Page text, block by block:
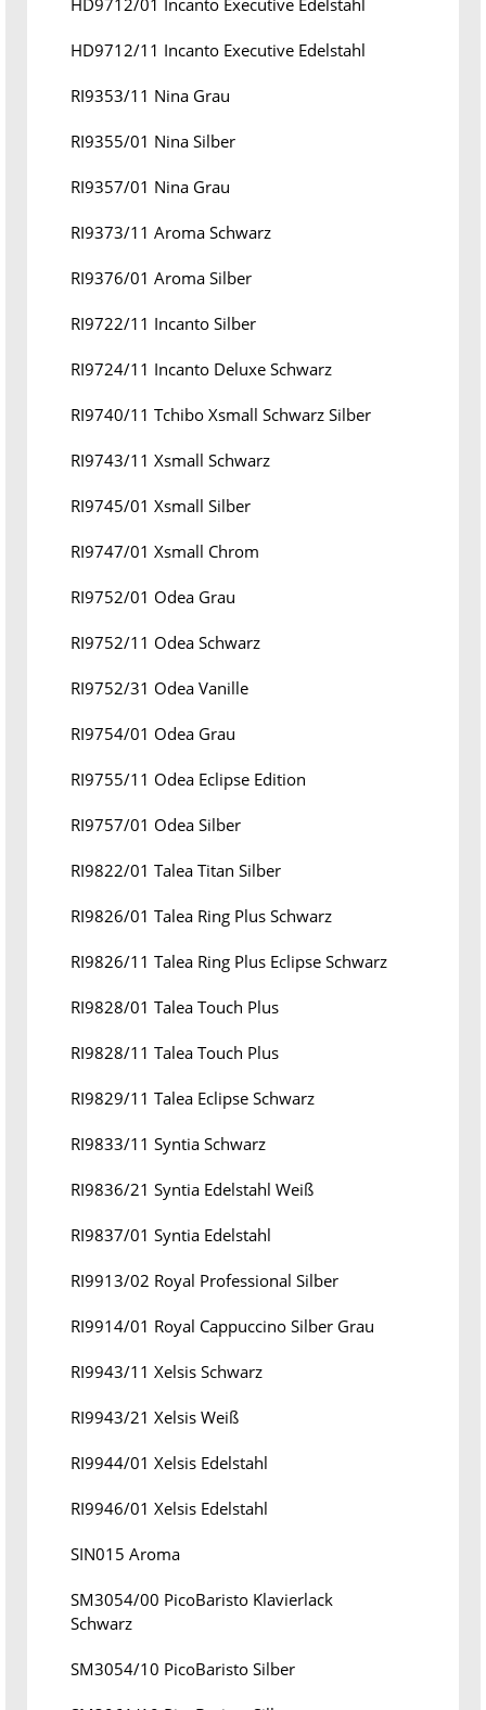
HD9712/01 Incanto Executive Edelstahl
HD9712/11 Incanto Executive Edelstahl
RI9353/11 Nina Grau
RI9355/01 Nina Silber
RI9357/01 Nina Grau
RI9373/11 Aroma Schwarz
RI9376/01 Aroma Silber
RI9722/11 Incanto Silber
RI9724/11 Incanto Deluxe Schwarz
RI9740/11 Tchibo Xsmall Schwarz Silber
RI9743/11 Xsmall Schwarz
RI9745/01 Xsmall Silber
RI9747/01 Xsmall Chrom
RI9752/01 Odea Grau
RI9752/11 Odea Schwarz
RI9752/31 Odea Vanille
RI9754/01 Odea Grau
RI9755/11 Odea Eclipse Edition
RI9757/01 Odea Silber
RI9822/01 Talea Titan Silber
RI9826/01 Talea Ring Plus Schwarz
RI9826/11 Talea Ring Plus Eclipse Schwarz
RI9828/01 Talea Touch Plus
RI9828/11 Talea Touch Plus
RI9829/11 Talea Eclipse Schwarz
RI9833/11 Syntia Schwarz
RI9836/21 Syntia Edelstahl Weiß
RI9837/01 Syntia Edelstahl
RI9913/02 Royal Professional Silber
RI9914/01 Royal Cappuccino Silber Grau
RI9943/11 Xelsis Schwarz
RI9943/21 Xelsis Weiß
RI9944/01 Xelsis Edelstahl
RI9946/01 Xelsis Edelstahl
SIN015 Aroma
SM3054/00 PicoBaristo Klavierlack
Schwarz
SM3054/10 PicoBaristo Silber